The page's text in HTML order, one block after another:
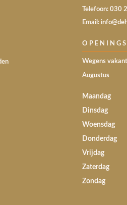
Telefoon: 030
Email:
Wegens
Augustus
Maandag
Dinsdag
Woensdag
Donderdag
Vrijdag
Zaterdag
Zondag